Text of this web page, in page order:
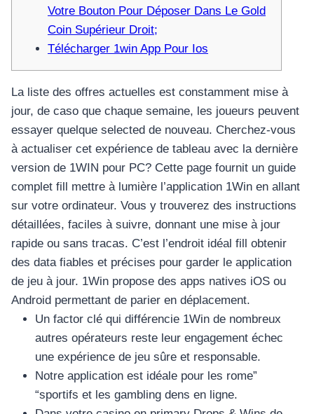
Votre Bouton Pour Déposer Dans Le Gold
Coin Supérieur Droit;
Télécharger 1win App Pour Ios
La liste des offres actuelles est constamment mise à
jour, de caso que chaque semaine, les joueurs peuvent
essayer quelque selected de nouveau. Cherchez-vous
à actualiser cet expérience de tableau avec la dernière
version de 1WIN pour PC? Cette page fournit un guide
complet fill mettre à lumière l’application 1Win en allant
sur votre ordinateur. Vous y trouverez des instructions
détaillées, faciles à suivre, donnant une mise à jour
rapide ou sans tracas. C’est l’endroit idéal fill obtenir
des data fiables et précises pour garder le application
de jeu à jour. 1Win propose des apps natives iOS ou
Android permettant de parier en déplacement.
Un factor clé qui différencie 1Win de nombreux
autres opérateurs reste leur engagement échec
une expérience de jeu sûre et responsable.
Notre application est idéale pour les rome”
“sportifs et les gambling dens en ligne.